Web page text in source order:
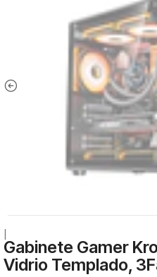
Gabinete Gamer
Vidrio Templado,